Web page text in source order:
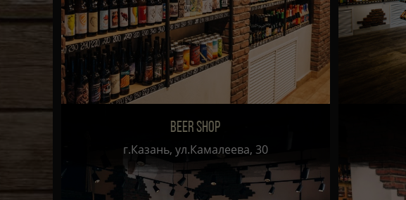
BEER SHOP
г.Казань, ул.Камалеева, 30